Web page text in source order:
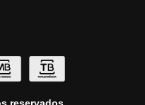
reservados.